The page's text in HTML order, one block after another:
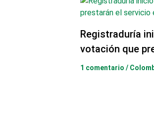
Registraduría
votación que
1 comentario /